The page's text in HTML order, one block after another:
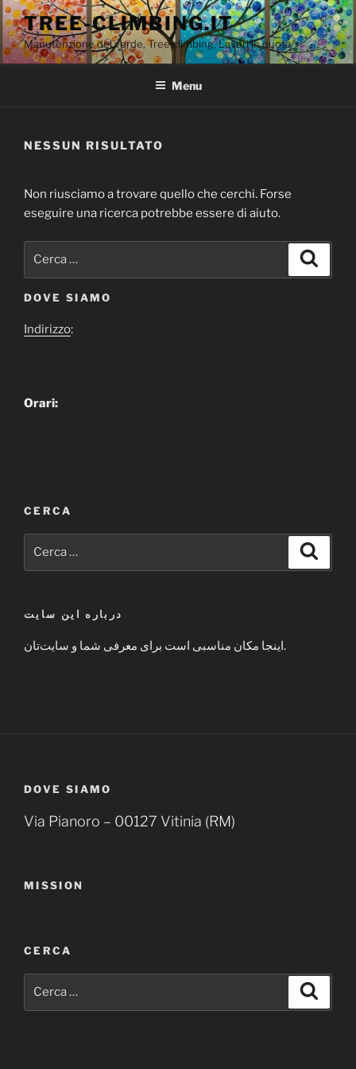
Salta
al
contenuto
TREE-CLIMBING.IT
Manutenzione del verde, Tree climbing, Lavori in quota
Menu
NESSUN RISULTATO
Non riusciamo a trovare quello che cerchi. Forse
eseguire una ricerca potrebbe essere di aiuto.
DOVE SIAMO
Indirizzo:
Orari:
CERCA
درباره این سایت
اینجا مکان مناسبی است برای معرفی شما و سایت‌تان.
DOVE SIAMO
Via Pianoro – 00127 Vitinia (RM)
MISSION
CERCA